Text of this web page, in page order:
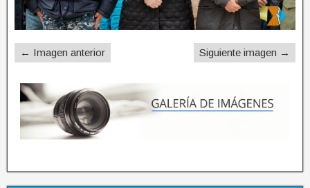
← Imagen anterior Siguiente imagen →